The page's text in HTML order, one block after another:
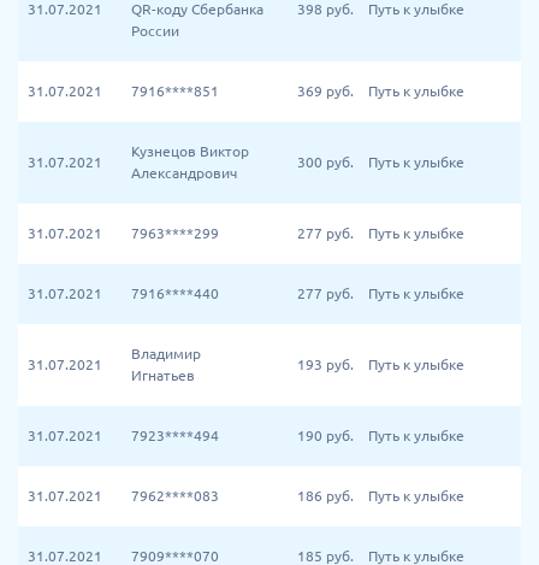
31.07.2021
QR-коду Сбербанка
России
398 руб. Путь к улыбке
31.07.2021 7916****851 369 руб. Путь к улыбке
31.07.2021
Кузнецов Виктор
Александрович
300 руб. Путь к улыбке
31.07.2021 7963****299 277 руб. Путь к улыбке
31.07.2021 7916****440 277 руб. Путь к улыбке
31.07.2021
Владимир
Игнатьев
193 руб. Путь к улыбке
31.07.2021 7923****494 190 руб. Путь к улыбке
31.07.2021 7962****083 186 руб. Путь к улыбке
31.07.2021 7909****070 185 руб. Путь к улыбке